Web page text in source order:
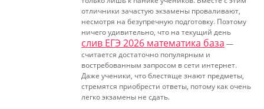
отличники зачастую экзамены проваливают,
несмотря на безупречную подготовку. Поэтому
ничего удивительно, что на текущий день
слив ЕГЭ 2026 математика база —
считается достаточно популярным и
востребованным запросом в сети интернет.
Даже ученики, что блестяще знают предметы,
стремятся приобрести ответы, потому как очень
легко экзамены не сдать.